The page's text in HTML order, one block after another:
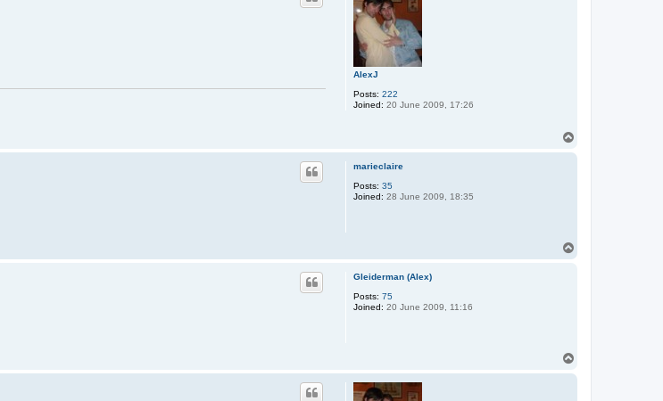
AlexJ
Posts: 222
Joined: 20 June 2009, 17:26
marieclaire
Posts: 35
Joined: 28 June 2009, 18:35
Gleiderman (Alex)
Posts: 75
Joined: 20 June 2009, 11:16